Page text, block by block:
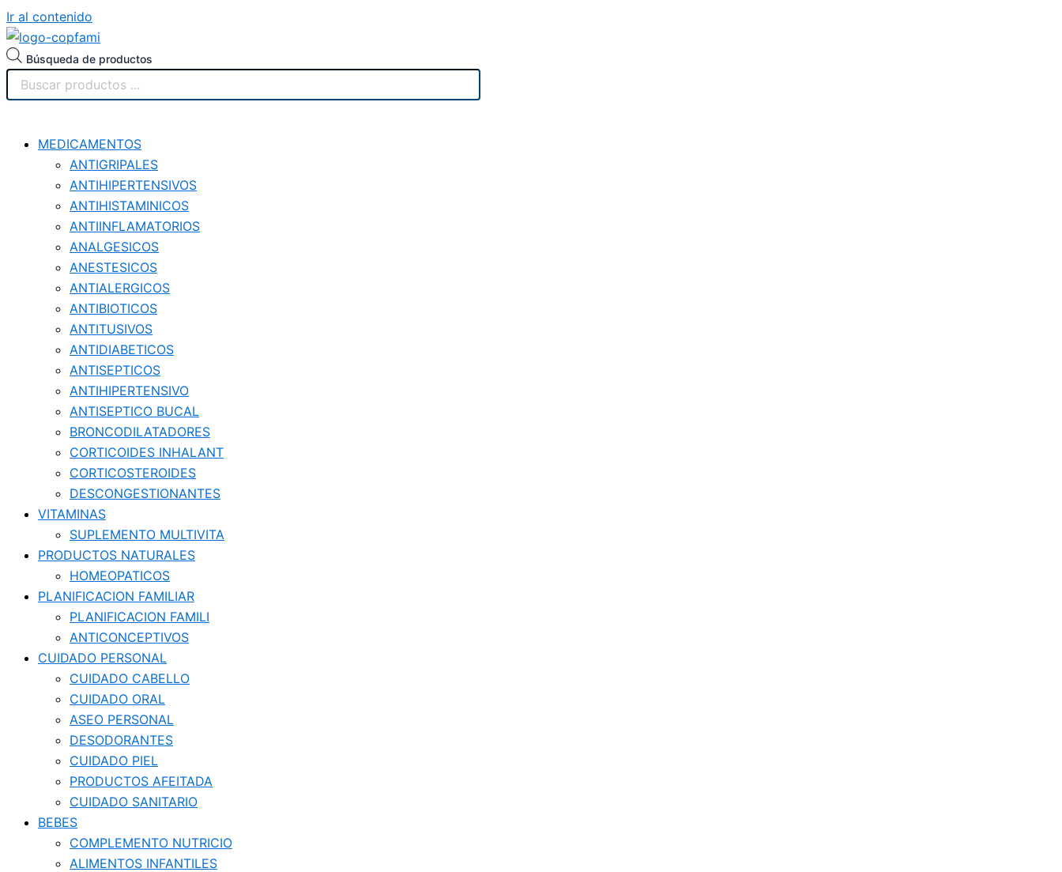
Ir al contenido
Búsqueda de productos
MEDICAMENTOS
ANTIGRIPALES
ANTIHIPERTENSIVOS
ANTIHISTAMINICOS
ANTIINFLAMATORIOS
ANALGESICOS
ANESTESICOS
ANTIALERGICOS
ANTIBIOTICOS
ANTITUSIVOS
ANTIDIABETICOS
ANTISEPTICOS
ANTIHIPERTENSIVO
ANTISEPTICO BUCAL
BRONCODILATADORES
CORTICOIDES INHALANT
CORTICOSTEROIDES
DESCONGESTIONANTES
VITAMINAS
SUPLEMENTO MULTIVITA
PRODUCTOS NATURALES
HOMEOPATICOS
PLANIFICACION FAMILIAR
PLANIFICACION FAMILI
ANTICONCEPTIVOS
CUIDADO PERSONAL
CUIDADO CABELLO
CUIDADO ORAL
ASEO PERSONAL
DESODORANTES
CUIDADO PIEL
PRODUCTOS AFEITADA
CUIDADO SANITARIO
BEBES
COMPLEMENTO NUTRICIO
ALIMENTOS INFANTILES